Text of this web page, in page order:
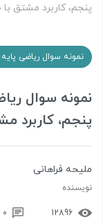
پنجم، کاربرد مشتق
نمونه سوال ریاضی
نمونه سوال
پنجم، کاربرد
ملیحه فراهانی
نویسنده
12896
0